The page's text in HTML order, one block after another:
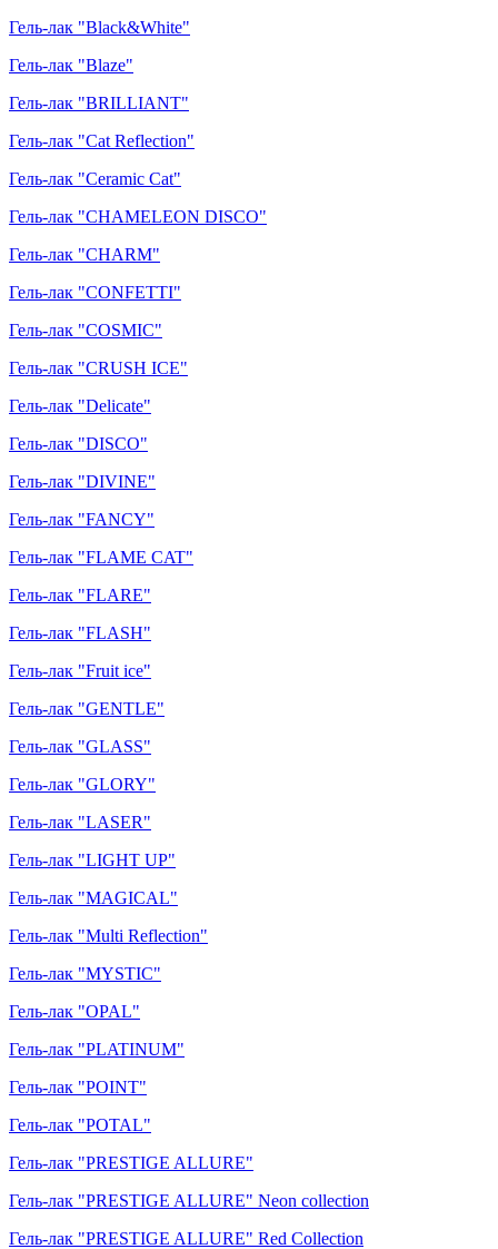
Гель-лак "Black&White"
Гель-лак "Blaze"
Гель-лак "BRILLIANT"
Гель-лак "Cat Reflection"
Гель-лак "Ceramic Cat"
Гель-лак "CHAMELEON DISCO"
Гель-лак "CHARM"
Гель-лак "CONFETTI"
Гель-лак "COSMIC"
Гель-лак "CRUSH ICE"
Гель-лак "Delicate"
Гель-лак "DISCO"
Гель-лак "DIVINE"
Гель-лак "FANCY"
Гель-лак "FLAME CAT"
Гель-лак "FLARE"
Гель-лак "FLASH"
Гель-лак "Fruit ice"
Гель-лак "GENTLE"
Гель-лак "GLASS"
Гель-лак "GLORY"
Гель-лак "LASER"
Гель-лак "LIGHT UP"
Гель-лак "MAGICAL"
Гель-лак "Multi Reflection"
Гель-лак "MYSTIC"
Гель-лак "OPAL"
Гель-лак "PLATINUM"
Гель-лак "POINT"
Гель-лак "POTAL"
Гель-лак "PRESTIGE ALLURE"
Гель-лак "PRESTIGE ALLURE" Neon collection
Гель-лак "PRESTIGE ALLURE" Red Collection